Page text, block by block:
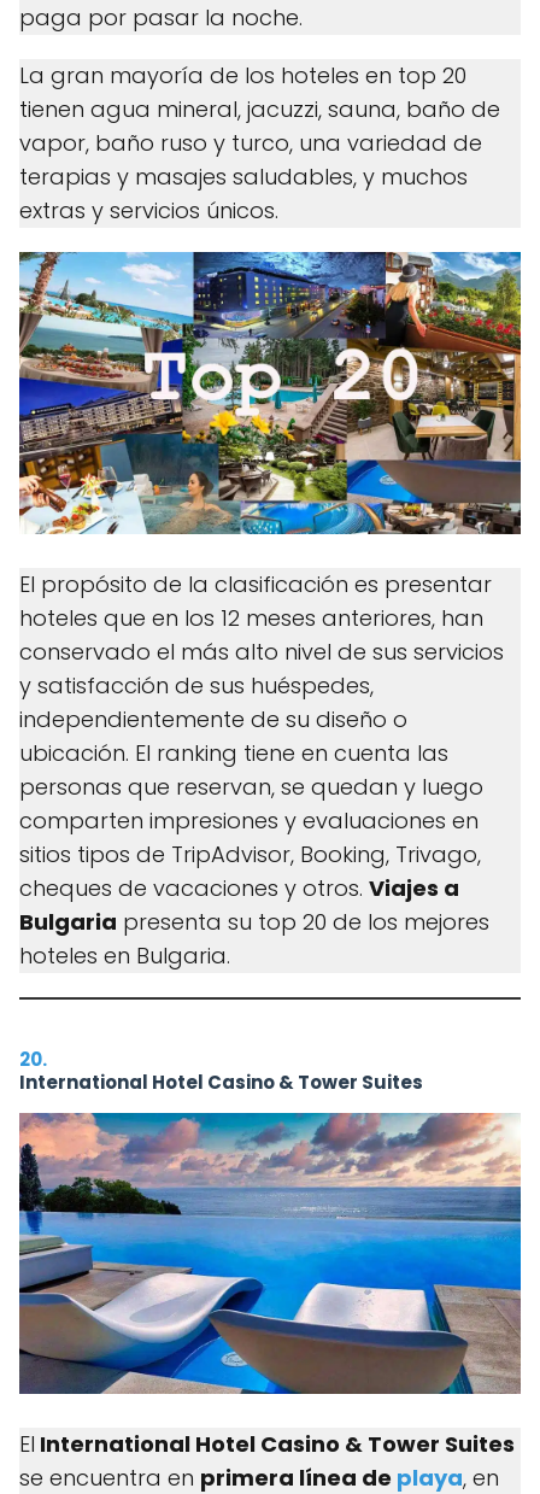
paga por pasar la noche.
La gran mayoría de los hoteles en top 20
tienen agua mineral, jacuzzi, sauna, baño de
vapor, baño ruso y turco, una variedad de
terapias y masajes saludables, y muchos
extras y servicios únicos.
El propósito de la clasificación es presentar
hoteles que en los 12 meses anteriores, han
conservado el más alto nivel de sus servicios
y satisfacción de sus huéspedes,
independientemente de su diseño o
ubicación. El ranking tiene en cuenta las
personas que reservan, se quedan y luego
comparten impresiones y evaluaciones en
sitios tipos de TripAdvisor, Booking, Trivago,
cheques de vacaciones y otros. Viajes a
Bulgaria presenta su top 20 de los mejores
hoteles en Bulgaria.
20.
International Hotel Casino & Tower Suites
El International Hotel Casino & Tower Suites
se encuentra en primera línea de playa, en